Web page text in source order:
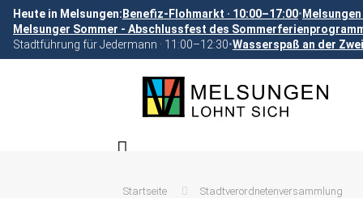
Heute in Melsungen: Benefiz-Flohmarkt · 10:00–17:00•
Melsunger Sommer - Abschlussfest des
Stadtführung für Jedermann · 11:00–12:30•Wasserspaß an der
Startseite Stadtverordnetenversammlung